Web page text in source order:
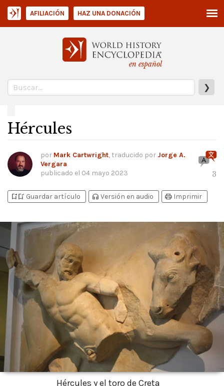
en español
❯
AFILIACIÓN HAZ UNA DONACIÓN
Hércules
por Mark Cartwright, traducido por Jorge A.
Vergara
publicado el 04 mayo 2023 3
bookmark_addbookmark_added Guardar artículo headphones Versión en audio print Imprimir
Hércules y el toro de Creta